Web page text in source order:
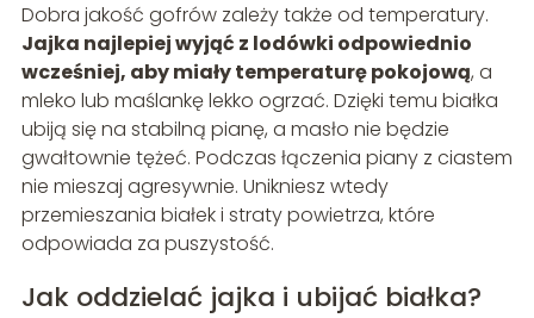
Dobra jakość gofrów zależy także od temperatury.
Jajka najlepiej wyjąć z lodówki odpowiednio
wcześniej, aby miały temperaturę pokojową, a
mleko lub maślankę lekko ogrzać. Dzięki temu białka
ubiją się na stabilną pianę, a masło nie będzie
gwałtownie tężeć. Podczas łączenia piany z ciastem
nie mieszaj agresywnie. Unikniesz wtedy
przemieszania białek i straty powietrza, które
odpowiada za puszystość.
Jak oddzielać jajka i ubijać białka?